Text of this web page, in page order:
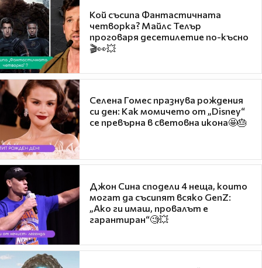
Кой съсипа Фантастичната
четворка? Майлс Телър
проговаря десетилетие по-късно
🎬👀💥
Селена Гомес празнува рождения
си ден: Как момичето от „Disney“
се превърна в световна икона🤩🎂
Джон Сина сподели 4 неща, които
могат да съсипят всяко GenZ:
„Ако ги имаш, провалът е
гарантиран“🧐💥